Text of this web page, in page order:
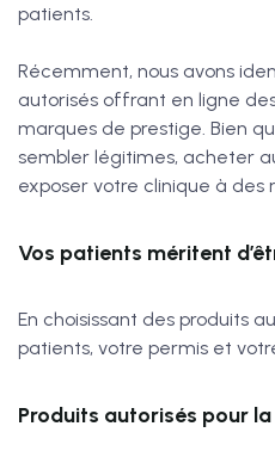
patients.
Récemment, nous avons
autorisés offrant en ligne
marques de prestige. Bien
sembler légitimes, acheter
exposer votre clinique à des
Vos patients méritent
En choisissant des produits
patients, votre permis et
Produits autorisés pour